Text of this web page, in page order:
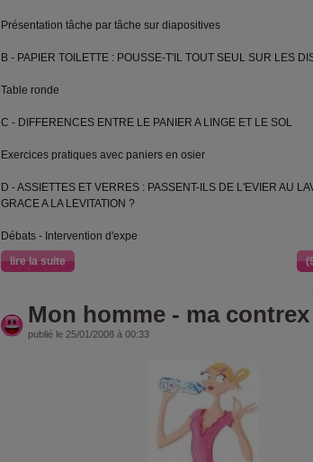
Présentation tâche par tâche sur diapositives
B - PAPIER TOILETTE : POUSSE-T'IL TOUT SEUL SUR LES
Table ronde
C - DIFFERENCES ENTRE LE PANIER A LINGE ET LE SOL
Exercices pratiques avec paniers en osier
D - ASSIETTES ET VERRES : PASSENT-ILS DE L'EVIER AU
GRACE A LA LEVITATION ?
Débats - Intervention d'expe
lire la suite
Mon homme - ma contrex
publié le 25/01/2008 à 00:33